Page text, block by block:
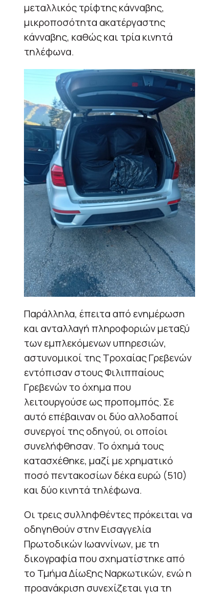
μεταλλικός τρίφτης κάνναβης,
μικροποσότητα ακατέργαστης
κάνναβης, καθώς και τρία κινητά
τηλέφωνα.
Παράλληλα, έπειτα από ενημέρωση
και ανταλλαγή πληροφοριών μεταξύ
των εμπλεκόμενων υπηρεσιών,
αστυνομικοί της Τροχαίας Γρεβενών
εντόπισαν στους Φιλιππαίους
Γρεβενών το όχημα που
λειτουργούσε ως προπομπός. Σε
αυτό επέβαιναν οι δύο αλλοδαποί
συνεργοί της οδηγού, οι οποίοι
συνελήφθησαν. Το όχημά τους
κατασχέθηκε, μαζί με χρηματικό
ποσό πεντακοσίων δέκα ευρώ (510)
και δύο κινητά τηλέφωνα.
Οι τρεις συλληφθέντες πρόκειται να
οδηγηθούν στην Εισαγγελία
Πρωτοδικών Ιωαννίνων, με τη
δικογραφία που σχηματίστηκε από
το Τμήμα Δίωξης Ναρκωτικών, ενώ η
προανάκριση συνεχίζεται για τη